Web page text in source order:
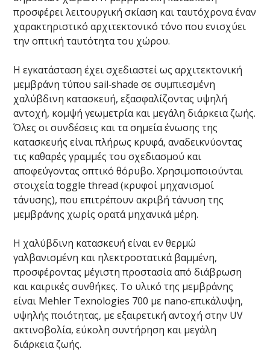
προσφέρει λειτουργική σκίαση και ταυτόχρονα έναν
χαρακτηριστικό αρχιτεκτονικό τόνο που ενισχύει
την οπτική ταυτότητα του χώρου.
Η εγκατάσταση έχει σχεδιαστεί ως αρχιτεκτονική
μεμβράνη τύπου sail‑shade σε συμπιεσμένη
χαλύβδινη κατασκευή, εξασφαλίζοντας υψηλή
αντοχή, κομψή γεωμετρία και μεγάλη διάρκεια ζωής.
Όλες οι συνδέσεις και τα σημεία ένωσης της
κατασκευής είναι πλήρως κρυφά, αναδεικνύοντας
τις καθαρές γραμμές του σχεδιασμού και
αποφεύγοντας οπτικό θόρυβο. Χρησιμοποιούνται
στοιχεία toggle thread (κρυφοί μηχανισμοί
τάνυσης), που επιτρέπουν ακριβή τάνυση της
μεμβράνης χωρίς ορατά μηχανικά μέρη.
Η χαλύβδινη κατασκευή είναι εν θερμώ
γαλβανισμένη και ηλεκτροστατικά βαμμένη,
προσφέροντας μέγιστη προστασία από διάβρωση
και καιρικές συνθήκες. Το υλικό της μεμβράνης
είναι Mehler Texnologies 700 με nano‑επικάλυψη,
υψηλής ποιότητας, με εξαιρετική αντοχή στην UV
ακτινοβολία, εύκολη συντήρηση και μεγάλη
διάρκεια ζωής.